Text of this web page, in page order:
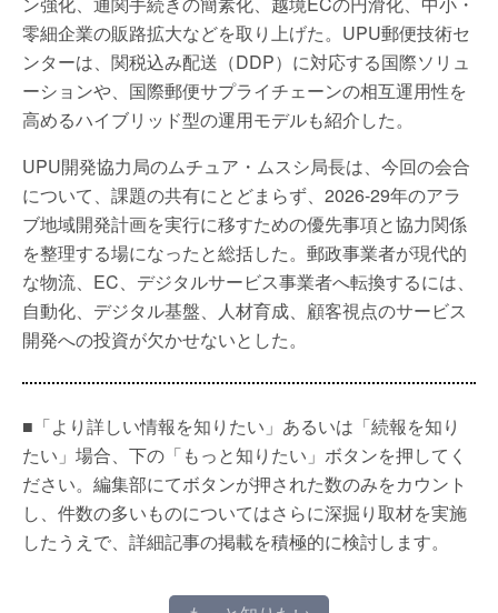
零細企業の販路拡大などを取り上げた。UPU郵便技術セ
ンターは、関税込み配送（DDP）に対応する国際ソリュ
ーションや、国際郵便サプライチェーンの相互運用性を
高めるハイブリッド型の運用モデルも紹介した。
UPU開発協力局のムチュア・ムスシ局長は、今回の会合
について、課題の共有にとどまらず、2026-29年のアラ
ブ地域開発計画を実行に移すための優先事項と協力関係
を整理する場になったと総括した。郵政事業者が現代的
な物流、EC、デジタルサービス事業者へ転換するには、
自動化、デジタル基盤、人材育成、顧客視点のサービス
開発への投資が欠かせないとした。
■「より詳しい情報を知りたい」あるいは「続報を知り
たい」場合、下の「もっと知りたい」ボタンを押してく
ださい。編集部にてボタンが押された数のみをカウント
し、件数の多いものについてはさらに深掘り取材を実施
したうえで、詳細記事の掲載を積極的に検討します。